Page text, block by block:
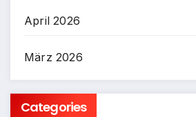
April 2026
März 2026
Categories